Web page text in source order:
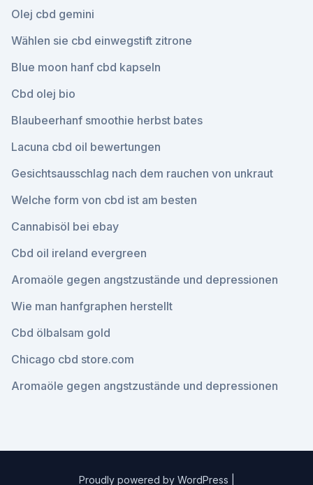
Olej cbd gemini
Wählen sie cbd einwegstift zitrone
Blue moon hanf cbd kapseln
Cbd olej bio
Blaubeerhanf smoothie herbst bates
Lacuna cbd oil bewertungen
Gesichtsausschlag nach dem rauchen von unkraut
Welche form von cbd ist am besten
Cannabisöl bei ebay
Cbd oil ireland evergreen
Aromaöle gegen angstzustände und depressionen
Wie man hanfgraphen herstellt
Cbd ölbalsam gold
Chicago cbd store.com
Aromaöle gegen angstzustände und depressionen
Proudly powered by WordPress